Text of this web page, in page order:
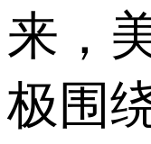
来，
极围